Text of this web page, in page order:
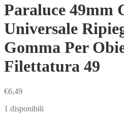
Paraluce 49mm
Universale
Gomma Per
Filettatura 49
€6,49
1 disponibili